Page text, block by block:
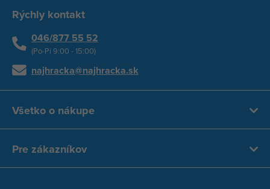
Rýchly kontakt
046/877 55 52
(Po-Pi 9:00 - 15:00)
najhracka@najhracka.sk
Všetko o nákupe
Pre zákazníkov